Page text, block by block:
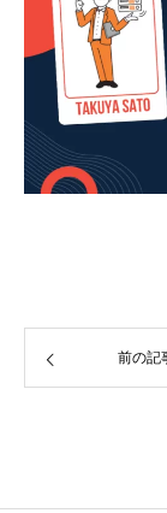
前の記